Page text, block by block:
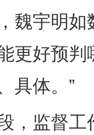
魏宇明
更好预
具体。”
监督工